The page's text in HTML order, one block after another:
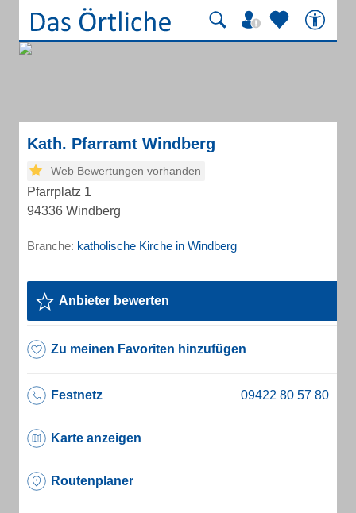
Kath. Pfarramt Windberg
Web Bewertungen vorhanden
Pfarrplatz 1
94336 Windberg
Branche: katholische Kirche in Windberg
Anbieter bewerten
Zu meinen Favoriten hinzufügen
Festnetz
Karte anzeigen
Routenplaner